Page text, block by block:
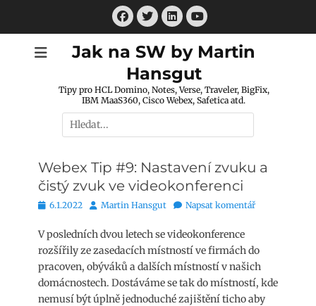
Facebook
Twitter
LinkedIn
Youtube
Jak na SW by Martin
Hansgut
Tipy pro HCL Domino, Notes, Verse, Traveler, BigFix,
IBM MaaS360, Cisco Webex, Safetica atd.
Hledat:
Webex Tip #9: Nastavení zvuku a
čistý zvuk ve videokonferenci
Publikováno
6.1.2022 AutorMartin Hansgut Napsat komentář
V posledních dvou letech se videokonference
rozšířily ze zasedacích místností ve firmách do
pracoven, obýváků a dalších místností v našich
domácnostech. Dostáváme se tak do místností, kde
nemusí být úplně jednoduché zajištění ticho aby